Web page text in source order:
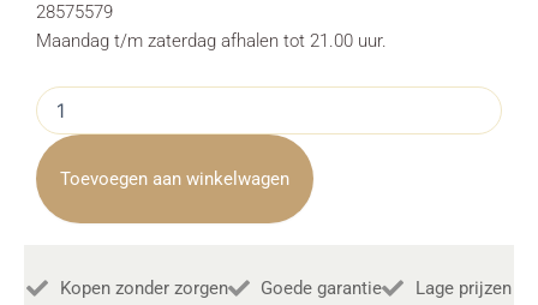
28575579
Maandag t/m zaterdag afhalen tot 21.00 uur.
Complete
Eethoek
Tafel
Ovaal
San
Marino
Armstoel
Toevoegen aan winkelwagen
Kopen zonder zorgen Goede garantie
Lage prijzen